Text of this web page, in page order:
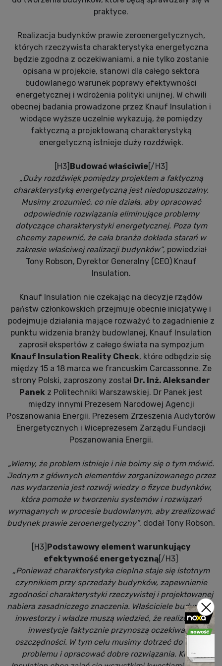
praktyce.
Realizacja budynków prawie zeroenergetycznych,
których rzeczywista charakterystyka energetyczna
będzie zgodna z oczekiwaniami, a nie tylko zostanie
opisana w projekcie, stanowi dla całego sektora
budowlanego warunek poprawy efektywności
energetycznej i wdrożenia polityki unijnej. W chwili
obecnej badania prowadzone przez Knauf Insulation i
wiodące wyższe uczelnie wykazują, że pomiędzy
faktyczną a projektowaną charakterystyką
energetyczną istnieje duży rozdźwięk.
[H3] Budować właściwie[/H3]
„Duży rozdźwięk pomiędzy projektem a faktyczną
charakterystyką energetyczną jest niedopuszczalny.
Musimy zrozumieć, co nie działa, aby opracować
odpowiednie rozwiązania eliminujące problemy
dotyczące charakterystyki energetycznej. Poza tym
chcemy zapewnić, że cała branża dokłada starań w
zakresie właściwej realizacji budynków”, powiedział
Tony Robson, Dyrektor Generalny (CEO) Knauf
Insulation.
Knauf Insulation nie czekając na decyzje rządów
państw członkowskich przejmuje obecnie inicjatywę i
podejmuje działania mające rozważyć to zagadnienie z
punktu widzenia branży budowlanej, Knauf Insulation
zaprosił ekspertów z całego świata na sympozjum
Knauf Insulation Reality Check, które odbędzie się
między 15 a 18 marca we francuskim Carcassonne. Ze
strony Polski, zaproszony został Dr. Inż. Aleksander
Panek z Politechniki Warszawskiej. Dr Panek jest
między innymi Prezesem Narodowej Agencji
Poszanowania Energii, Prezesem Zrzeszenia Audytorów
Energetycznych i Wiceprezesem Zarządu Fundacji
Poszanowania Energii.
„Wiemy, że problem istnieje i nie boimy się o tym mówić.
Jednym z głównych elementów zorganizowanego przez
nas wydarzenia jest rozwój wiedzy o fizyce budynków,
która pomoże w tworzeniu systemów i rozwiązań
wymaganych w procesie budowlanym, aby zrealizować
budynek prawie zeroenergetyczny”, dodał Tony Robson.
[H3] Podstawowy element warunkujący
efektywność energetyczną [/H3]
„Ponieważ charakterystyka cieplna staje się istotnym
czynnikiem przy sprzedaży budynków, zapewnienie
zgodności charakterystyki rzeczywistej i projektowanej
nabiera zasadniczego znaczenia. Właściciele budynków,
inwestorzy i władze muszą wiedzieć, że realizowane
inwestycje faktycznie przynoszą oczekiwane
oszczędności. W tym celu musimy dotrzeć do sedna
problemu i opracować dobre rozwiązania. Knauf